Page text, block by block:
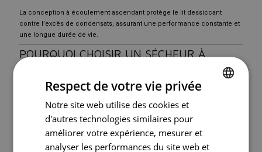
La conception à écoulement ascendant protège le lit dessiccant
contre l’excès de condensats, assurant une performance constante et
une longue durée de vie.
POURQUOI CHOISIR UN SÉCHEUR À
DESSICCANT SANS CHALEUR ?
Les sécheurs par adsorption sans chaleur sont reconnus pour :
simplicité mécanique
coût d’acquisition plus abordable
Respect de votre vie privée
Notre site web utilise des cookies et
d'autres technologies similaires pour
améliorer votre expérience, mesurer et
analyser les performances du site web et